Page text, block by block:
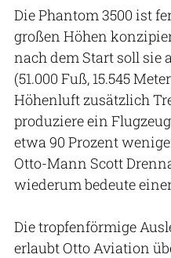
Die Phantom 3500 ist
großen Höhen
nach dem Start soll sie
(51.000 Fuß, 15.545
Höhenluft zusätzlich
produziere ein
etwa 90 Prozent
Otto-Mann Scott
wiederum bedeute
Die tropfenförmige
erlaubt Otto Aviation